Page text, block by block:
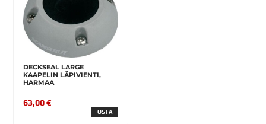
DECKSEAL LARGE
KAAPELIN LÄPIVIENTI,
HARMAA
63,00 €
OSTA